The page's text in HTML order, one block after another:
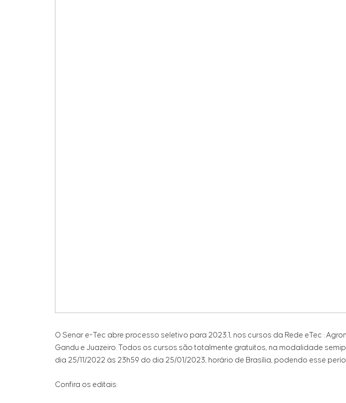
O Senar e-Tec abre processo seletivo para 2023.1, nos cursos da Rede eTec :
Gandu e Juazeiro. Todos os cursos são totalmente gratuitos, na modalidade
dia 25/11/2022 às 23h59 do dia 25/01/2023, horário de Brasília, podendo esse
Confira os editais: